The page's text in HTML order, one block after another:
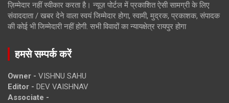
ज़िम्मेदार नहीं स्वीकार करता है। न्यूज़ पोर्टल में प्रकाशित ऐसी सामग्री के लिए
संवाददाता / खबर देने वाला स्वयं जिम्मेदार होगा, स्वामी, मुद्रक, प्रकाशक, संपादक
की कोई भी जिम्मेदारी नहीं होगी. सभी विवादों का न्यायक्षेत्र रायपुर होगा
हमसे सम्पर्क करें
Owner - VISHNU SAHU
Editor - DEV VAISHNAV
Associate -